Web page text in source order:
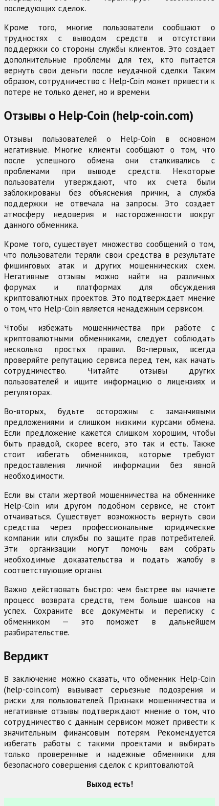
последующих сделок.
Кроме того, многие пользователи сообщают о
трудностях с выводом средств и отсутствии
поддержки со стороны службы клиентов. Это создает
дополнительные проблемы для тех, кто пытается
вернуть свои деньги после неудачной сделки. Таким
образом, сотрудничество с Help-Coin может привести к
потере не только денег, но и времени.
Отзывы о Help-Coin (help-coin.com)
Отзывы пользователей о Help-Coin в основном
негативные. Многие клиенты сообщают о том, что
после успешного обмена они сталкивались с
проблемами при выводе средств. Некоторые
пользователи утверждают, что их счета были
заблокированы без объяснения причин, а служба
поддержки не отвечала на запросы. Это создает
атмосферу недоверия и настороженности вокруг
данного обменника.
Кроме того, существует множество сообщений о том,
что пользователи теряли свои средства в результате
фишинговых атак и других мошеннических схем.
Негативные отзывы можно найти на различных
форумах и платформах для обсуждения
криптовалютных проектов. Это подтверждает мнение
о том, что Help-Coin является ненадежным сервисом.
Чтобы избежать мошенничества при работе с
криптовалютными обменниками, следует соблюдать
несколько простых правил. Во-первых, всегда
проверяйте репутацию сервиса перед тем, как начать
сотрудничество. Читайте отзывы других
пользователей и ищите информацию о лицензиях и
регуляторах.
Во-вторых, будьте осторожны с заманчивыми
предложениями и слишком низкими курсами обмена.
Если предложение кажется слишком хорошим, чтобы
быть правдой, скорее всего, это так и есть. Также
стоит избегать обменников, которые требуют
предоставления личной информации без явной
необходимости.
Если вы стали жертвой мошенничества на обменнике
Help-Coin или другом подобном сервисе, не стоит
отчаиваться. Существует возможность вернуть свои
средства через профессиональные юридические
компании или службы по защите прав потребителей.
Эти организации могут помочь вам собрать
необходимые доказательства и подать жалобу в
соответствующие органы.
Важно действовать быстро: чем быстрее вы начнете
процесс возврата средств, тем больше шансов на
успех. Сохраните все документы и переписку с
обменником — это поможет в дальнейшем
разбирательстве.
Вердикт
В заключение можно сказать, что обменник Help-Coin
(help-coin.com) вызывает серьезные подозрения и
риски для пользователей. Признаки мошенничества и
негативные отзывы подтверждают мнение о том, что
сотрудничество с данным сервисом может привести к
значительным финансовым потерям. Рекомендуется
избегать работы с такими проектами и выбирать
только проверенные и надежные обменники для
безопасного совершения сделок с криптовалютой.
Выход есть!